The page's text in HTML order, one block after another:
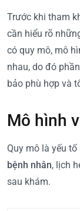
Trước khi tham
cần hiểu rõ
có quy mô, mô
nhau, do đó
bảo phù hợp và
Mô hình
Quy mô là yếu
bệnh nhân, lịch
sau khám.